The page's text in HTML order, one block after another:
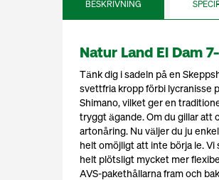
BESKRIVNING
Natur Land El Dam
Tänk dig i sadeln på en
svettfria kropp förbi lycranisse
Shimano, vilket ger en
tryggt ägande. Om du gillar att
artonåring. Nu väljer du ju
helt omöjligt att inte börja le.
helt plötsligt mycket mer
AVS-pakethållarna fram och